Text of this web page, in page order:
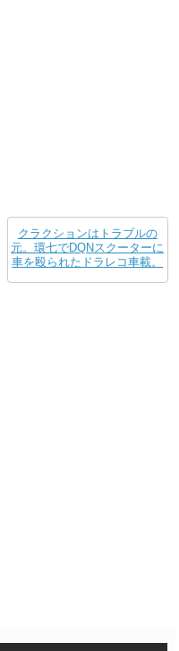
クラクションはトラブルの
元。環七でDQNスクーターに
車を殴られたドラレコ車載。